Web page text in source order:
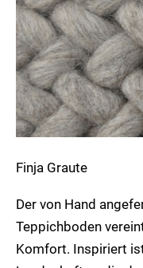
Finja Graute
Der von Hand
Teppichboden
Komfort. Inspiriert